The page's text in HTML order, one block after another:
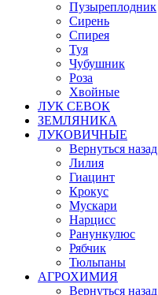
Пузыреплодник
Сирень
Спирея
Туя
Чубушник
Роза
Хвойные
ЛУК СЕВОК
ЗЕМЛЯНИКА
ЛУКОВИЧНЫЕ
Вернуться назад
Лилия
Гиацинт
Крокус
Мускари
Нарцисс
Ранункулюс
Рябчик
Тюльпаны
АГРОХИМИЯ
Вернуться назад